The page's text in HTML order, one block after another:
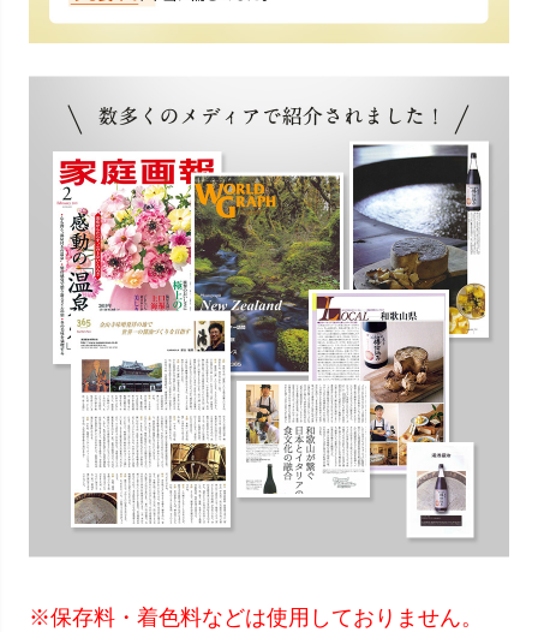
※保存料・着色料などは使用しておりません。